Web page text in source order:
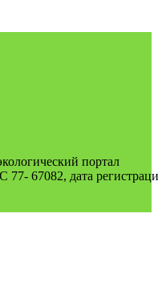
портал
67082, дата